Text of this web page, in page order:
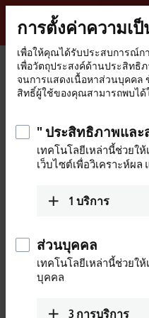
Beckhoff
-
New
Automation
Technology
หน้า
หลัก
Support Download finder
My bookmark list
To the bookmark list
การตั้งค่าความเ
เพื่อให้คุณได้รับประสบการณ์ก
เพื่อวัตถุประสงค์ด้านประสิทธิ
จนการแสดงเนื้อหาส่วนบุคคล
สิทธิ์ผู้ใช้ของคุณสามารถพบได้
" ประสิทธิภาพและ
เทคโนโลยีเหล่านี้ช่วยให้
เว็บไซต์เพื่อวิเคราะห์ผ
1 บริการ
ส่วนบุคคล
เทคโนโลยีเหล่านี้ช่วยใ
บุคคล
3 การบริการ